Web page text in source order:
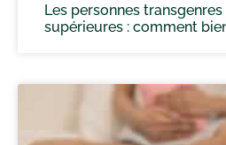
Les personnes
supérieures : comment